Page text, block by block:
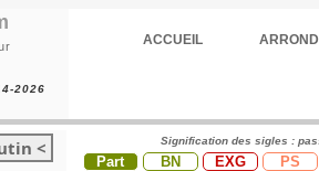
2026
ACCUEIL
< Signification des sigles :
Part BN EXG PS